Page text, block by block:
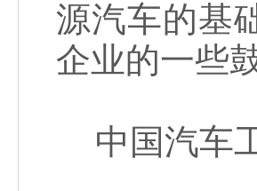
源汽车的基
企业的一些
中国汽车